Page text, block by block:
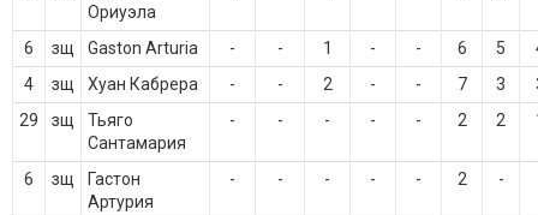
Ориуэла
6 зщ Gaston Arturia - - 1 - - 6 5
4
зщ Хуан Кабрера - - 2 - - 7 3
29
зщ
Тьяго
Сантамария
- - - - - 2 2
6 зщ
Гастон
Артурия
- - - - - 2 -